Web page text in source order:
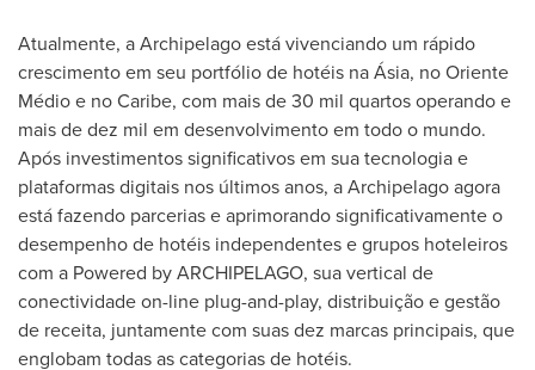
Atualmente, a Archipelago está vivenciando um rápido
crescimento em seu portfólio de hotéis na Ásia, no Oriente
Médio e no Caribe, com mais de 30 mil quartos operando e
mais de dez mil em desenvolvimento em todo o mundo.
Após investimentos significativos em sua tecnologia e
plataformas digitais nos últimos anos, a Archipelago agora
está fazendo parcerias e aprimorando significativamente o
desempenho de hotéis independentes e grupos hoteleiros
com a Powered by ARCHIPELAGO, sua vertical de
conectividade on-line plug-and-play, distribuição e gestão
de receita, juntamente com suas dez marcas principais, que
englobam todas as categorias de hotéis.